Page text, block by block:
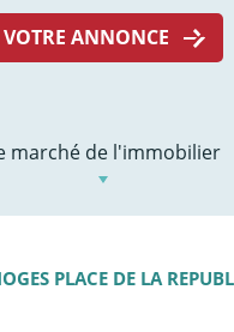
VOTRE ANNONCE
marché de l'immobilier
PLACE DE LA